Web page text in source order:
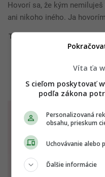
Hovorí sa, že kým
ani nikoho iného. Ja
Tatiana
TVOJ
NA
Víta ťa
S cieľom poskytovať
podľa zákona
Personalizovaná
obsahu, prieskum
Uchovávanie alebo
Ďalšie informácie